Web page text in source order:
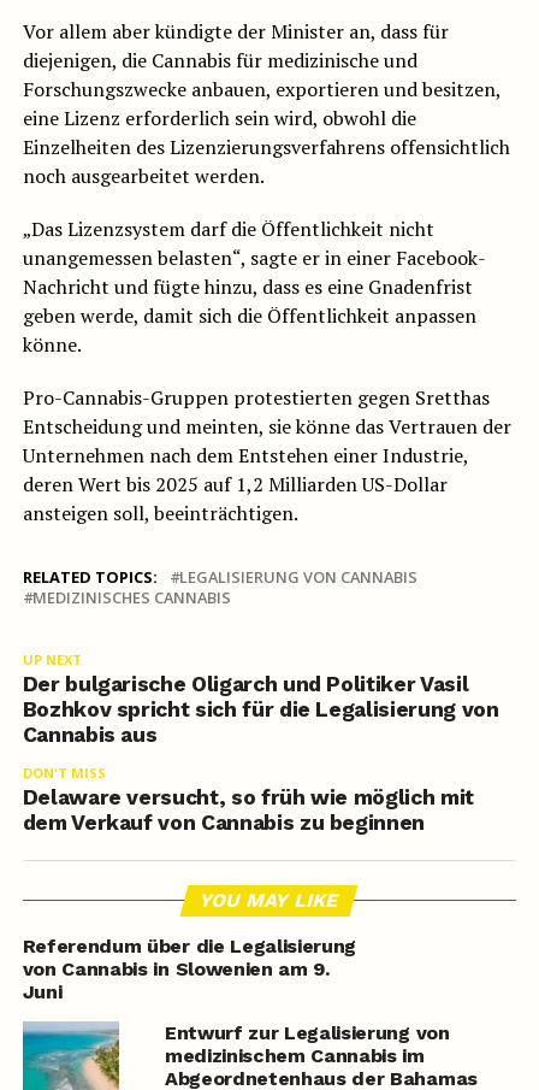
Vor allem aber kündigte der Minister an, dass für
diejenigen, die Cannabis für medizinische und
Forschungszwecke anbauen, exportieren und besitzen,
eine Lizenz erforderlich sein wird, obwohl die
Einzelheiten des Lizenzierungsverfahrens offensichtlich
noch ausgearbeitet werden.
„Das Lizenzsystem darf die Öffentlichkeit nicht
unangemessen belasten“, sagte er in einer Facebook-
Nachricht und fügte hinzu, dass es eine Gnadenfrist
geben werde, damit sich die Öffentlichkeit anpassen
könne.
Pro-Cannabis-Gruppen protestierten gegen Sretthas
Entscheidung und meinten, sie könne das Vertrauen der
Unternehmen nach dem Entstehen einer Industrie,
deren Wert bis 2025 auf 1,2 Milliarden US-Dollar
ansteigen soll, beeinträchtigen.
RELATED TOPICS:
LEGALISIERUNG VON CANNABIS
MEDIZINISCHES CANNABIS
UP NEXT
Der bulgarische Oligarch und Politiker Vasil
Bozhkov spricht sich für die Legalisierung von
Cannabis aus
DON'T MISS
Delaware versucht, so früh wie möglich mit
dem Verkauf von Cannabis zu beginnen
YOU MAY LIKE
Referendum über die Legalisierung
von Cannabis in Slowenien am 9.
Juni
Entwurf zur Legalisierung von
medizinischem Cannabis im
Abgeordnetenhaus der Bahamas